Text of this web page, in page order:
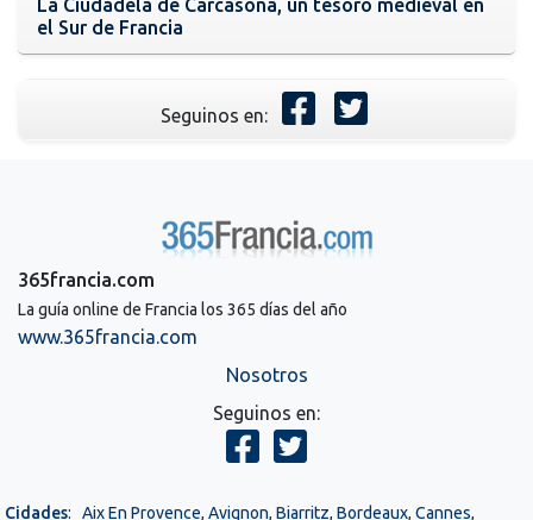
La Ciudadela de Carcasona, un tesoro medieval en
el Sur de Francia
Seguinos en:
365francia.com
La guía online de Francia los 365 días del año
www.365francia.com
Nosotros
Seguinos en:
Cidades: Aix En Provence, Avignon, Biarritz, Bordeaux, Cannes,